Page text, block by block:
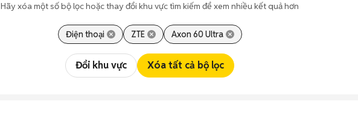
Hãy xóa một số bộ lọc hoặc thay đổi khu vực tìm kiếm để xem nhiều kết quả hơn
Điện thoại ZTE Axon 60 Ultra
Đổi khu vực Xóa tất cả bộ lọc